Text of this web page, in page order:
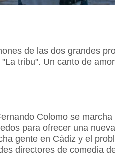
de las dos grandes
tribu". Un canto de
Colomo se
para ofrecer una
gente en Cádiz y el
directores de comedia